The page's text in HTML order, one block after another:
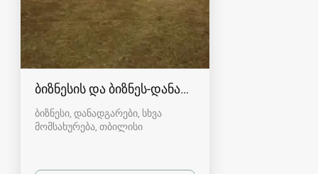
ბიზნესის და ბიზნეს-დანადგარების გაქირავება
ბიზნესი, დანადგარები, სხვა
მომსახურება თბილისი